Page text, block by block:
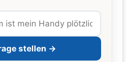
stellen →